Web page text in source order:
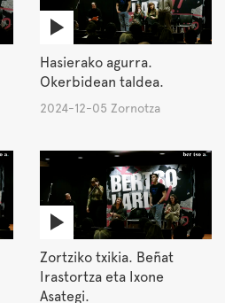
Hasierako agurra.
Okerbidean taldea.
2024-12-05 Zornotza
Zortziko txikia. Beñat
Irastortza eta Ixone
Asategi.